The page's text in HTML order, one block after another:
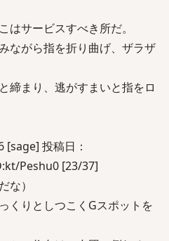
はサービスすべき所だ。
ながら指を折り曲げ、ザラザ
締まり、逃がすまいと指をロ
[sage] 投稿日：
Peshu0 [23/37]
な）
くりとしつこくGスポットを